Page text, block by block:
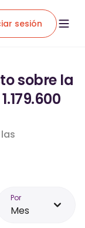
sesión
sobre la
Por
Mes